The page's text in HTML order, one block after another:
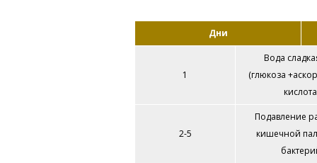
Дни
1
Вода
(глюкоза
2-5
Подавление
кишечной